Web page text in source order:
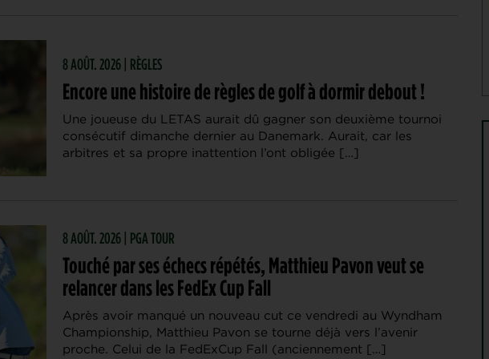
8 AOÛT. 2026 | RÈGLES
Encore une histoire de règles de golf à dormir debout !
Une joueuse du LETAS aurait dû gagner son deuxième tournoi
consécutif dimanche dernier au Danemark. Aurait, car les
arbitres et sa propre inattention l’ont obligée […]
8 AOÛT. 2026 | PGA TOUR
Touché par ses échecs répétés, Matthieu Pavon veut se
relancer dans les FedEx Cup Fall
Après avoir manqué un nouveau cut ce vendredi au Wyndham
Championship, Matthieu Pavon se tourne déjà vers l’avenir
proche. Celui de la FedExCup Fall (anciennement […]